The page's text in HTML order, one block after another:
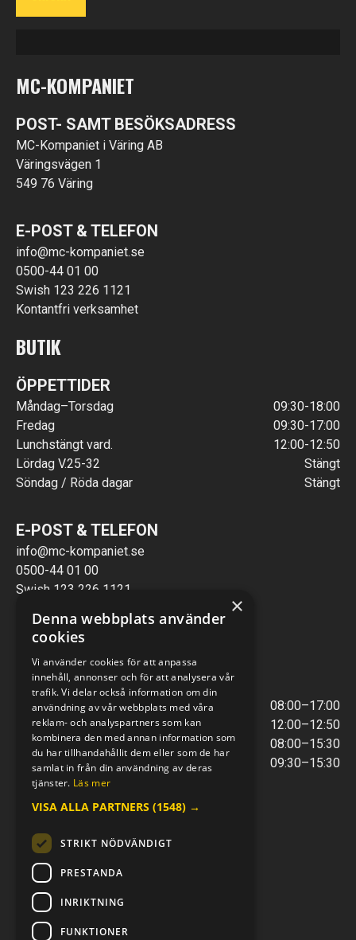
MC-KOMPANIET
POST- SAMT BESÖKSADRESS
MC-Kompaniet i Väring AB
Väringsvägen 1
549 76 Väring
E-POST & TELEFON
info@mc-kompaniet.se
0500-44 01 00
Swish 123 226 1121
Kontantfri verksamhet
BUTIK
ÖPPETTIDER
Måndag–Torsdag
09:30-18:00
Fredag
09:30-17:00
Lunchstängt vard.
12:00-12:50
Lördag V.25-32
Stängt
Söndag / Röda dagar
Stängt
E-POST & TELEFON
info@mc-kompaniet.se
0500-44 01 00
Swish 123 226 1121
VERKSTAD
ÖPPETTIDER
Måndag - Torsdag
08:00–17:00
Lunchstängt
12:00–12:50
Fredagar
08:00–15:30
Telefontider
09:30–15:30
E-POST & TELEFON
verkstaden@mc-kompaniet.se
0500-44 01 00
Swish 123 226 1121
Kontantfri verksamhet
FÖLJ OSS
×
Denna webbplats använder
cookies
Vi använder cookies för att anpassa
innehåll, annonser och för att analysera vår
trafik. Vi delar också information om din
användning av vår webbplats med våra
reklam- och analyspartners som kan
kombinera den med annan information som
du har tillhandahållit dem eller som de har
samlat in från din användning av deras
tjänster. Läs mer
VISA ALLA PARTNERS (1548) →
STRIKT NÖDVÄNDIGT
PRESTANDA
INRIKTNING
FUNKTIONER